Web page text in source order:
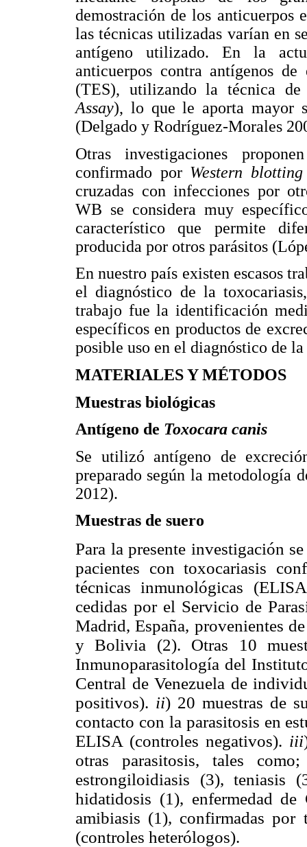
demostración de los anticuerpos
las técnicas utilizadas varían en
antígeno utilizado. En la
anticuerpos contra antígenos
(TES), utilizando la técnica
Assay), lo que le aporta mayor
(Delgado y Rodríguez-Morales
Otras investigaciones
confirmado por Western
cruzadas con infecciones por
WB se considera muy
característico que permite
producida por otros parásitos
En nuestro país existen escasos
el diagnóstico de la
trabajo fue la identificación
específicos en productos de
posible uso en el diagnóstico de
MATERIALES Y MÉTODOS
Muestras biológicas
Antígeno de Toxocara canis
Se utilizó antígeno de
preparado según la metodología
2012).
Muestras de suero
Para la presente investigación
pacientes con toxocariasis
técnicas inmunológicas
cedidas por el Servicio de
Madrid, España, provenientes
y Bolivia (2). Otras 10
Inmunoparasitología del
Central de Venezuela de
positivos). ii) 20 muestras de
contacto con la parasitosis en
ELISA (controles negativos). iii
otras parasitosis, tales
estrongiloidiasis (3), teniasis
hidatidosis (1), enfermedad
amibiasis (1), confirmadas por
(controles heterólogos).